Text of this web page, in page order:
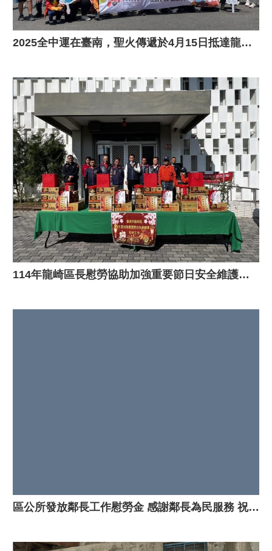
2025全中運在臺南，聖火傳遞於4月15日抵達龍崎區
114年龍崎區長慰勞協助加強重要節日安全維護工作的警義消
區公所發放鄰長工作慰勞金 感謝鄰長為民服務 祝賀新春愉快